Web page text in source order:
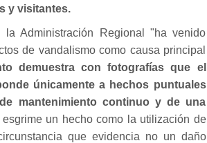
y visitantes.
Administración Regional "ha venido
de vandalismo como causa principal
demuestra con fotografías que el
únicamente a hechos puntuales
mantenimiento continuo y de una
un hecho como la utilización de
que evidencia no un daño